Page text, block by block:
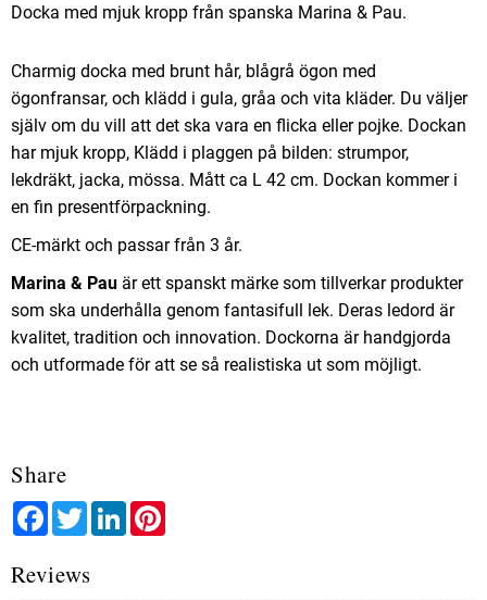
Docka med mjuk kropp från spanska Marina & Pau.
Charmig docka med brunt hår, blågrå ögon med
ögonfransar, och klädd i gula, gråa och vita kläder. Du väljer
själv om du vill att det ska vara en flicka eller pojke. Dockan
har mjuk kropp, Klädd i plaggen på bilden: strumpor,
lekdräkt, jacka, mössa. Mått ca L 42 cm. Dockan kommer i
en fin presentförpackning.
CE-märkt och passar från 3 år.
Marina & Pau är ett spanskt märke som tillverkar produkter
som ska underhålla genom fantasifull lek. Deras ledord är
kvalitet, tradition och innovation. Dockorna är handgjorda
och utformade för att se så realistiska ut som möjligt.
Share
FacebookTwitterLinkedIn
Reviews